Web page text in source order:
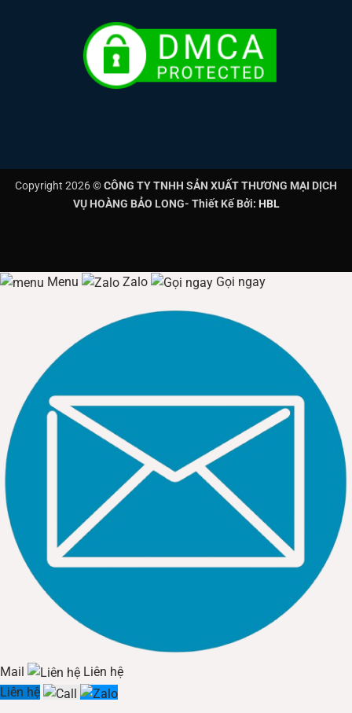
Cắm trực tiếp vào điện lưới AC220V. Vỏ bọc nhựa
PVC cao cấp chống cháy, chịu va đập tốt.
Hắt trần thạch cao, quấn cây trang trí ngoại
Hình ảnh Đèn LED Dây Paragon LED28352208 (8.5W/m).
Đèn LED dây 24V – An toàn tuyệt đối (Chip 5050/2835)
Dòng điện áp thấp DC24V đảm bảo an toàn tuyệt đối về
điện, chuyên dùng cho các vị trí dễ tiếp xúc.
Mã sản phẩm: LED2835
Cần sử dụng kèm bộ nguồn (Driver) Paragon.
Bản mạch PCB dày dạn giúp tản nhiệt tốt hơn.
Ứng dụng:
Tủ bếp, tủ quần áo, kệ trưng bày sản phẩm
Copyright 2026 ©CÔNG TY TNHH SẢN XUẤT THƯƠNG MẠI DỊCH
VỤ HOÀNG BẢO LONG- Thiết Kế Bởi: HBL
Menu Zalo Gọi ngay
Mail
Liên hệ
Liên hệ